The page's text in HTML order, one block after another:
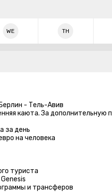
WE TH
- Тель-Авив
каюта. За дополнительную
за день
на человека
туриста
и трансферов